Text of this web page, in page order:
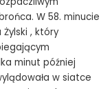
W 58. minucie
, który
minut później
w siatce